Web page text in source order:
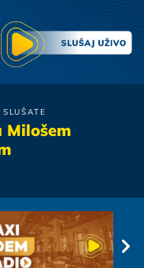
Milošem
Severina
Ispod Obrva